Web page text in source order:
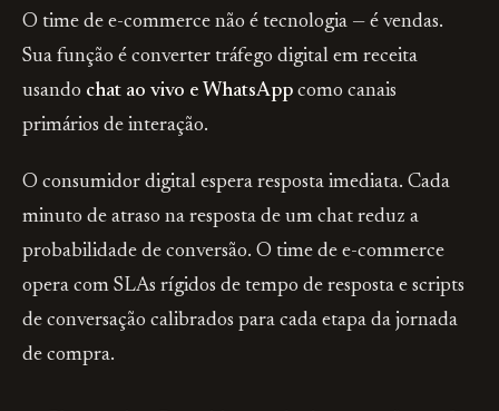
O time de e-commerce não é tecnologia — é vendas.
Sua função é converter tráfego digital em receita
usando chat ao vivo e WhatsApp como canais
primários de interação.
O consumidor digital espera resposta imediata. Cada
minuto de atraso na resposta de um chat reduz a
probabilidade de conversão. O time de e-commerce
opera com SLAs rígidos de tempo de resposta e scripts
de conversação calibrados para cada etapa da jornada
de compra.